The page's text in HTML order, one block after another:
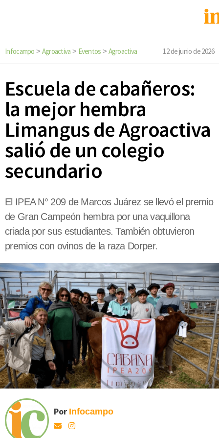
Infocampo > Agroactiva > Eventos > Agroactiva 12 de junio de 2026
Escuela de cabañeros:
la mejor hembra
Limangus de Agroactiva
salió de un colegio
secundario
El IPEA N° 209 de Marcos Juárez se llevó el premio
de Gran Campeón hembra por una vaquillona
criada por sus estudiantes. También obtuvieron
premios con ovinos de la raza Dorper.
Por Infocampo